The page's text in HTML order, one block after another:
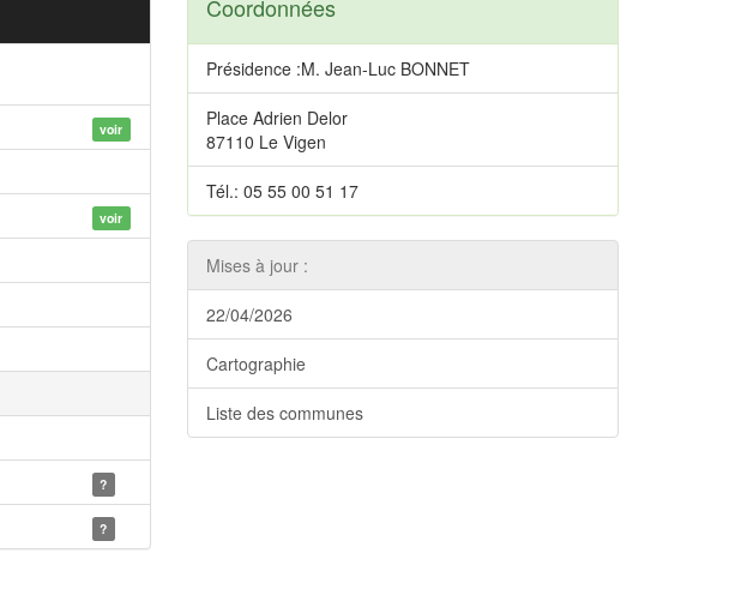
voir
voir
?
?
Coordonnées
Présidence :M. Jean-Luc BONNET
Place Adrien Delor
87110 Le Vigen
Tél.: 05 55 00 51 17
Mises à jour :
22/04/2026
Cartographie
Liste des communes